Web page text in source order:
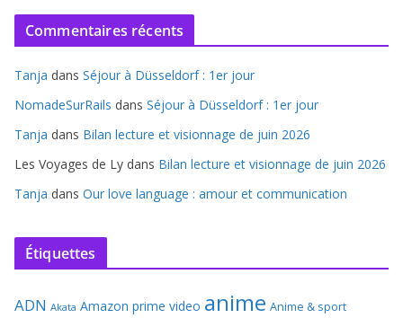
Commentaires récents
Tanja dans Séjour à Düsseldorf : 1er jour
NomadeSurRails dans Séjour à Düsseldorf : 1er jour
Tanja dans Bilan lecture et visionnage de juin 2026
Les Voyages de Ly dans Bilan lecture et visionnage de juin 2026
Tanja dans Our love language : amour et communication
Étiquettes
ADN Akata Amazon prime video anime Anime & sport